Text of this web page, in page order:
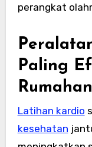
perangkat
Paling
Rumahan
Latihan kardio
kesehatan